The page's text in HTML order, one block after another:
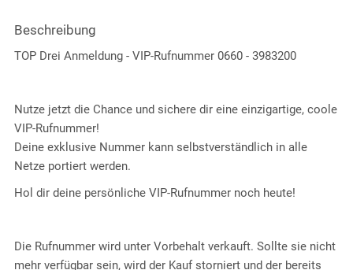
Beschreibung
TOP Drei Anmeldung - VIP-Rufnummer 0660 - 3983200
Nutze jetzt die Chance und sichere dir eine einzigartige, coole
VIP-Rufnummer!
Deine exklusive Nummer kann selbstverständlich in alle
Netze portiert werden.
Hol dir deine persönliche VIP-Rufnummer noch heute!
Die Rufnummer wird unter Vorbehalt verkauft. Sollte sie nicht
mehr verfügbar sein, wird der Kauf storniert und der bereits